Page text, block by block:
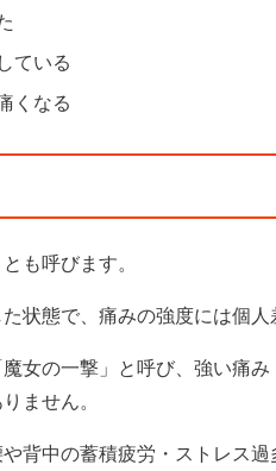
ている
くなる
も呼びます。
状態で、痛みの強度には個人
女の一撃」と呼び、強い痛
ません。
背中の蓄積疲労・ストレス過